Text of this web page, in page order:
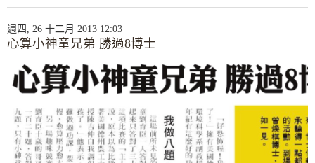
週四, 26 十二月 2013 12:03
心算小神童兄弟 勝過8博士